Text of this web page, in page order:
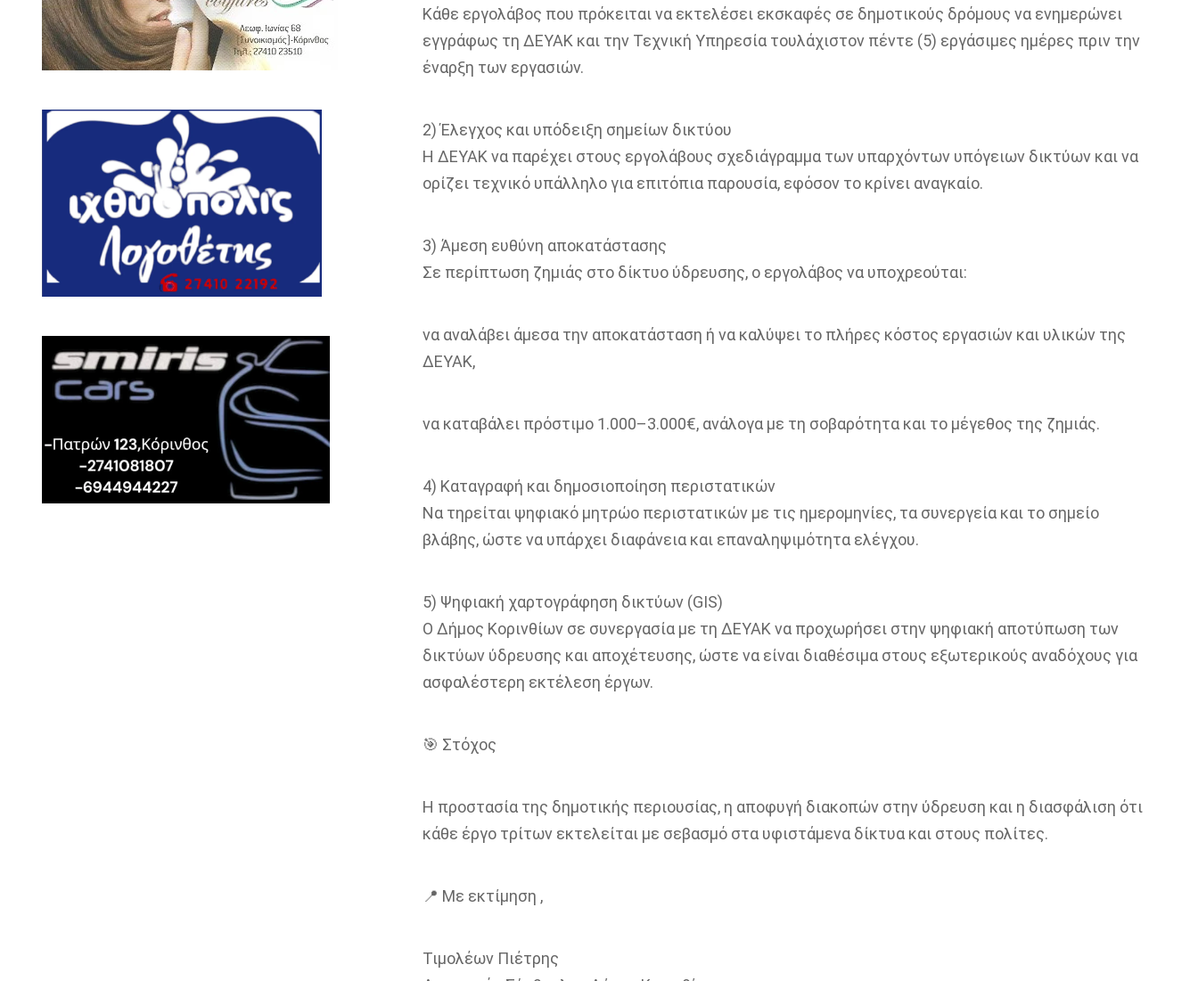
Κάθε εργολάβος που πρόκειται να εκτελέσει εκσκαφές σε δημοτικούς δρόμους να ενημερώνει
εγγράφως τη ΔΕΥΑΚ και την Τεχνική Υπηρεσία τουλάχιστον πέντε (5) εργάσιμες ημέρες πριν την
έναρξη των εργασιών.
2) Έλεγχος και υπόδειξη σημείων δικτύου
Η ΔΕΥΑΚ να παρέχει στους εργολάβους σχεδιάγραμμα των υπαρχόντων υπόγειων δικτύων και να
ορίζει τεχνικό υπάλληλο για επιτόπια παρουσία, εφόσον το κρίνει αναγκαίο.
3) Άμεση ευθύνη αποκατάστασης
Σε περίπτωση ζημιάς στο δίκτυο ύδρευσης, ο εργολάβος να υποχρεούται:
να αναλάβει άμεσα την αποκατάσταση ή να καλύψει το πλήρες κόστος εργασιών και υλικών της
ΔΕΥΑΚ,
να καταβάλει πρόστιμο 1.000–3.000€, ανάλογα με τη σοβαρότητα και το μέγεθος της ζημιάς.
4) Καταγραφή και δημοσιοποίηση περιστατικών
Να τηρείται ψηφιακό μητρώο περιστατικών με τις ημερομηνίες, τα συνεργεία και το σημείο
βλάβης, ώστε να υπάρχει διαφάνεια και επαναληψιμότητα ελέγχου.
5) Ψηφιακή χαρτογράφηση δικτύων (GIS)
Ο Δήμος Κορινθίων σε συνεργασία με τη ΔΕΥΑΚ να προχωρήσει στην ψηφιακή αποτύπωση των
δικτύων ύδρευσης και αποχέτευσης, ώστε να είναι διαθέσιμα στους εξωτερικούς αναδόχους για
ασφαλέστερη εκτέλεση έργων.
🎯 Στόχος
Η προστασία της δημοτικής περιουσίας, η αποφυγή διακοπών στην ύδρευση και η διασφάλιση ότι
κάθε έργο τρίτων εκτελείται με σεβασμό στα υφιστάμενα δίκτυα και στους πολίτες.
📍 Με εκτίμηση ,
Τιμολέων Πιέτρης